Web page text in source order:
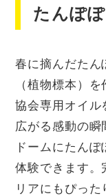
たんぽ
春に摘んだたん
（植物標本）
協会専用オイル
広がる感動の瞬
ドームにたん
体験できます。
リアにもぴった